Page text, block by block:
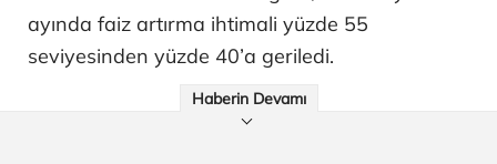
ayında faiz artırma ihtimali yüzde 55
seviyesinden yüzde 40’a geriledi.
Haberin Devamı